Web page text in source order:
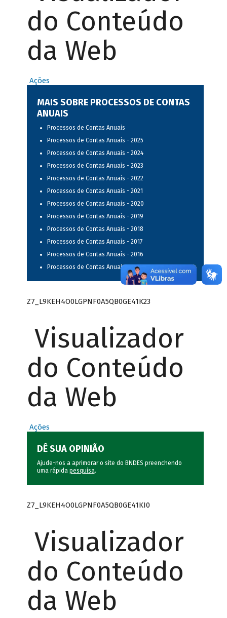
do Conteúdo
da Web
Ações
MAIS SOBRE PROCESSOS DE CONTAS
ANUAIS
Processos de Contas Anuais
Processos de Contas Anuais - 2025
Processos de Contas Anuais - 2024
Processos de Contas Anuais - 2023
Processos de Contas Anuais - 2022
Processos de Contas Anuais - 2021
Processos de Contas Anuais - 2020
Processos de Contas Anuais - 2019
Processos de Contas Anuais - 2018
Processos de Contas Anuais - 2017
Processos de Contas Anuais - 2016
Processos de Contas Anuais - 2015
Z7_L9KEH4O0LGPNF0A5QB0GE41K23
Visualizador
do Conteúdo
da Web
Ações
DÊ SUA OPINIÃO
Ajude-nos a aprimorar o site do BNDES preenchendo
uma rápida pesquisa.
Z7_L9KEH4O0LGPNF0A5QB0GE41KI0
Visualizador
do Conteúdo
da Web